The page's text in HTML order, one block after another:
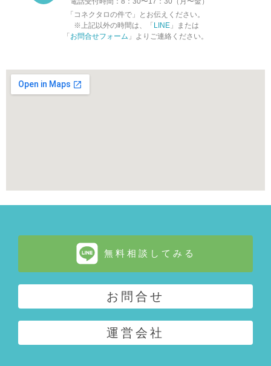
「コネクタロの件で」とお伝えください。
※上記以外の時間は、「LINE 」または
「お問合せフォーム 」よりご連絡ください。
無料相談してみる
お問合せ
運営会社